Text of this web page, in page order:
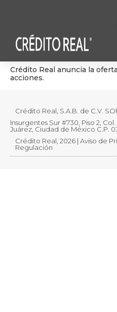
Crédito Real anuncia la
acciones.
Crédito Real, S.A.B. de C.V.
Insurgentes Sur #730, Piso 2,
Juárez, Ciudad de México C.P.
Crédito Real, 2026 | Aviso de
Regulación